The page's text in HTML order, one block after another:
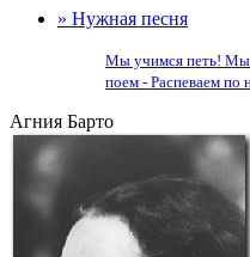
» Нужная песня
Мы учимся петь! Мы
поем - Распеваем по
Агния Барто